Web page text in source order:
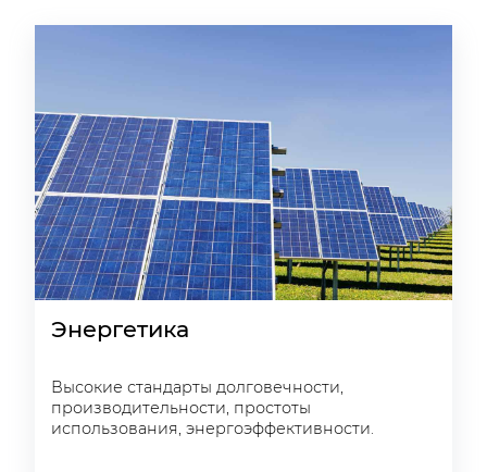
Энергетика
Высокие стандарты долговечности,
производительности, простоты
использования, энергоэффективности.